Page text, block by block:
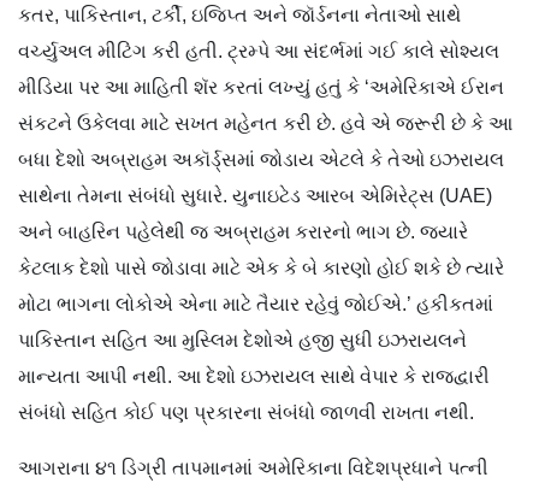
કતર, પાકિસ્તાન, ટર્કી, ઇજિપ્ત અને જૉર્ડનના નેતાઓ સાથે
વર્ચ્યુઅલ મીટિંગ કરી હતી. ટ્રમ્પે આ સંદર્ભમાં ગઈ કાલે સોશ્યલ
મીડિયા પર આ માહિતી શૅર કરતાં લખ્યું હતું કે ‘અમેરિકાએ ઈરાન
સંકટને ઉકેલવા માટે સખત મહેનત કરી છે. હવે એ જરૂરી છે કે આ
બધા દેશો અબ્રાહમ અકૉર્ડ્સમાં જોડાય એટલે કે તેઓ ઇઝરાયલ
સાથેના તેમના સંબંધો સુધારે. યુનાઇટેડ આરબ એમિરેટ્સ (UAE)
અને બાહરિન પહેલેથી જ અબ્રાહમ કરારનો ભાગ છે. જ્યારે
કેટલાક દેશો પાસે જોડાવા માટે એક કે બે કારણો હોઈ શકે છે ત્યારે
મોટા ભાગના લોકોએ એના માટે તૈયાર રહેવું જોઈએ.’ હકીકતમાં
પાકિસ્તાન સહિત આ મુસ્લિમ દેશોએ હજી સુધી ઇઝરાયલને
માન્યતા આપી નથી. આ દેશો ઇઝરાયલ સાથે વેપાર કે રાજદ્વારી
સંબંધો સહિત કોઈ પણ પ્રકારના સંબંધો જાળવી રાખતા નથી.
આગરાના ૪૧ ડિગ્રી તાપમાનમાં અમેરિકાના વિદેશપ્રધાને પત્ની